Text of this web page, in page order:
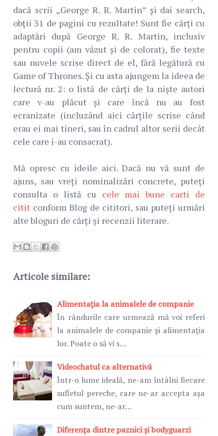
dacă scrii „George R. R. Martin” și dai search,
obții 31 de pagini cu rezultate! Sunt fie cărți cu
adaptări după George R. R. Martin, inclusiv
pentru copii (am văzut și de colorat), fie texte
sau nuvele scrise direct de el, fără legătură cu
Game of Thrones. Și cu asta ajungem la ideea de
lectură nr. 2: o listă de cărți de la niște autori
care v-au plăcut și care încă nu au fost
ecranizate (incluzând aici cărțile scrise când
erau ei mai tineri, sau în cadrul altor serii decât
cele care i-au consacrat).
Mă opresc cu ideile aici. Dacă nu vă sunt de
ajuns, sau vreți nominalizări concrete, puteți
consulta o listă cu cele mai bune carti de
citit conform Blog de cititori, sau puteți urmări
alte bloguri de cărți și recenzii literare.
Articole similare:
Alimentația la animalele de companie
În rândurile care urmează mă voi referi
la animalele de companie și alimentația
lor. Poate o să vi s…
Videochatul ca alternativă
Într-o lume ideală, ne-am întâlni fiecare
sufletul pereche, care ne-ar accepta așa
cum suntem, ne-ar…
Diferența dintre paznici și bodyguarzi